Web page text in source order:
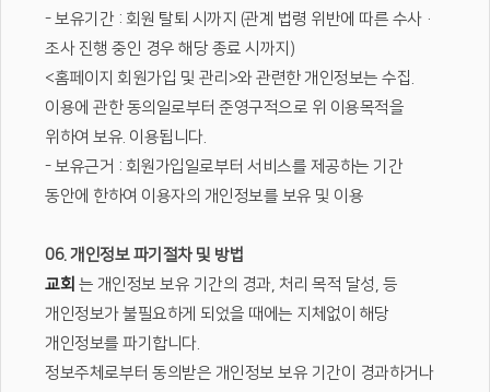
- 보유기간 : 회원 탈퇴 시까지 (관계 법령 위반에 따른 수사·
조사 진행 중인 경우 해당 종료 시까지)
<홈페이지 회원가입 및 관리>와 관련한 개인정보는 수집.
이용에 관한 동의일로부터 준영구적으로 위 이용목적을
위하여 보유. 이용됩니다.
- 보유근거 : 회원가입일로부터 서비스를 제공하는 기간
동안에 한하여 이용자의 개인정보를 보유 및 이용
06. 개인정보 파기절차 및 방법
교회 는 개인정보 보유 기간의 경과, 처리 목적 달성, 등
개인정보가 불필요하게 되었을 때에는 지체없이 해당
개인정보를 파기합니다.
정보주체로부터 동의받은 개인정보 보유 기간이 경과하거나